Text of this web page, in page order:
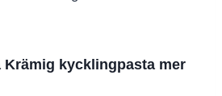
Krämig kycklingpasta mer